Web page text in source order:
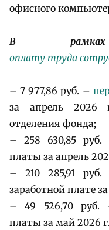
офисного
В
оплату труда
– 7 977,86 руб. –
за апрель 2026
отделения фонда;
– 258 630,85
платы за апрель
– 210 285,91
заработной плате
– 49 526,70 руб.
платы за май 2026